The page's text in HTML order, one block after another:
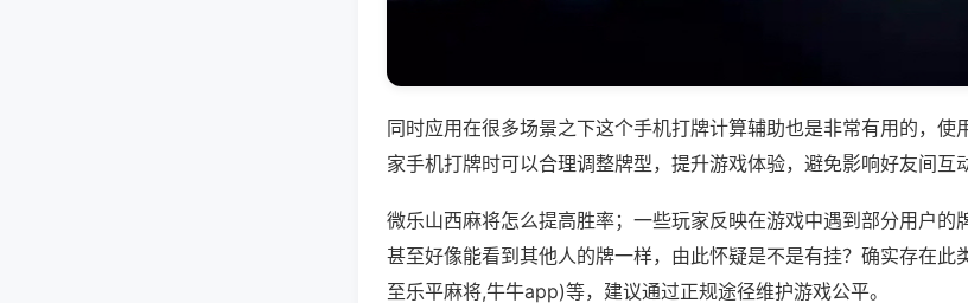
同时应用在很多场景之下这个手机打牌计算辅助也是非常有用的，使
家手机打牌时可以合理调整牌型，提升游戏体验，避免影响好友间互
微乐山西麻将怎么提高胜率；一些玩家反映在游戏中遇到部分用户的
甚至好像能看到其他人的牌一样，由此怀疑是不是有挂？确实存在此
至乐平麻将,牛牛app)等，建议通过正规途径维护游戏公平。